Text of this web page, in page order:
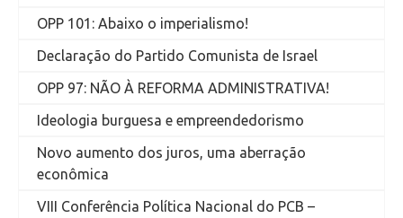
OPP 101: Abaixo o imperialismo!
Declaração do Partido Comunista de Israel
OPP 97: NÃO À REFORMA ADMINISTRATIVA!
Ideologia burguesa e empreendedorismo
Novo aumento dos juros, uma aberração
econômica
VIII Conferência Política Nacional do PCB –